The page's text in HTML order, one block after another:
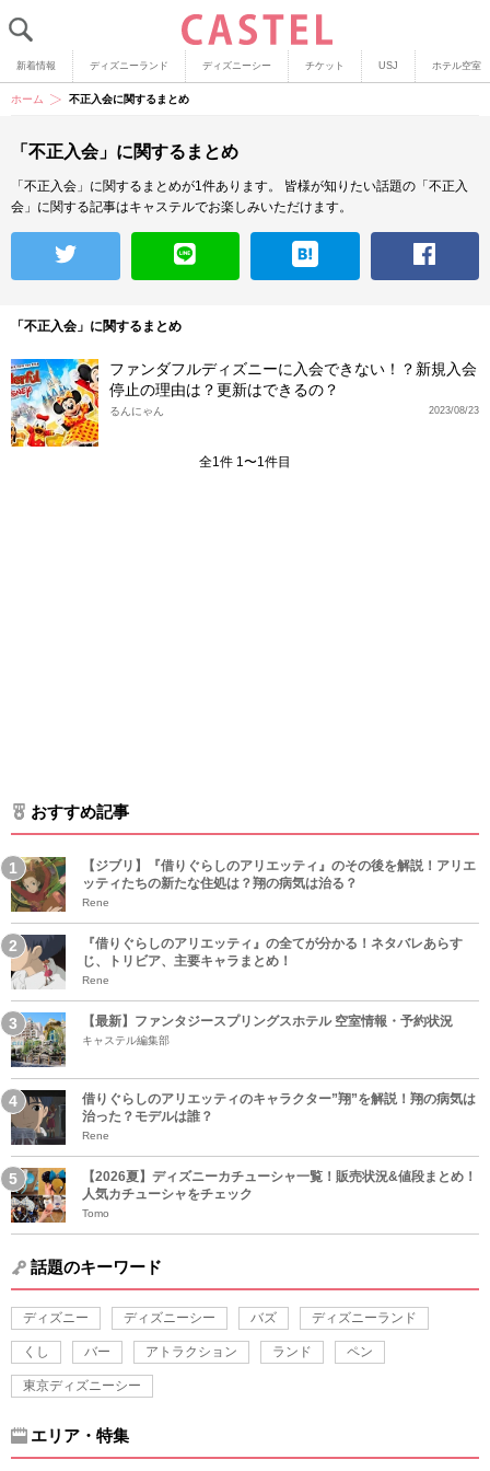
新着情報 ディズニーランド ディズニーシー チケット USJ ホテル空室
ホーム 不正入会に関するまとめ
「不正入会」に関するまとめ
「不正入会」に関するまとめが1件あります。
皆様が知りたい話題の「不正入
会」に関する記事はキャステルでお楽しみいただけます。
「不正入会」に関するまとめ
ファンダフルディズニーに入会できない！？新規入会
停止の理由は？更新はできるの？
2023/08/23
るんにゃん
全1件 1〜1件目
おすすめ記事
【ジブリ】『借りぐらしのアリエッティ』のその後を解説！アリエ
ッティたちの新たな住処は？翔の病気は治る？
Rene
『借りぐらしのアリエッティ』の全てが分かる！ネタバレあらす
じ、トリビア、主要キャラまとめ！
Rene
【最新】ファンタジースプリングスホテル 空室情報・予約状況
キャステル編集部
借りぐらしのアリエッティのキャラクター”翔”を解説！翔の病気は
治った？モデルは誰？
Rene
【2026夏】ディズニーカチューシャ一覧！販売状況&値段まとめ！
人気カチューシャをチェック
Tomo
話題のキーワード
ディズニー ディズニーシー バズ ディズニーランド
くし バー アトラクション ランド ペン
東京ディズニーシー
エリア・特集